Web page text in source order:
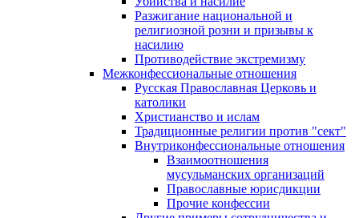
Разжигание национальной и
религиозной розни и призывы к
насилию
Противодействие экстремизму
Межконфессиональные отношения
Русская Православная Церковь и
католики
Христианство и ислам
Традиционные религии против "сект"
Внутриконфессиональные отношения
Взаимоотношения
мусульманских организаций
Православные юрисдикции
Прочие конфессии